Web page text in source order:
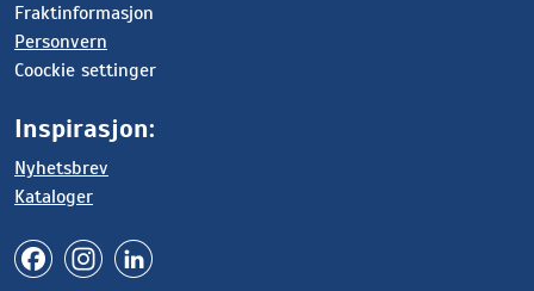
Fraktinformasjon
Personvern
Coockie settinger
Inspirasjon:
Nyhetsbrev
Kataloger